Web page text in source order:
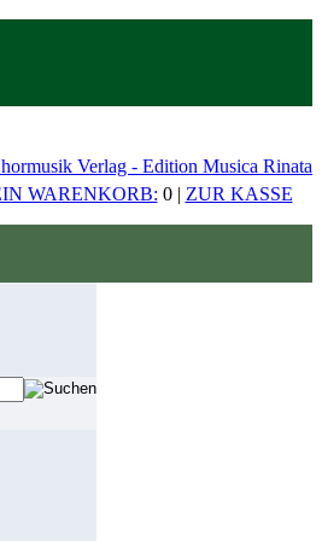
Verlag - Edition Musica Rinata
WARENKORB: 0 | ZUR KASSE